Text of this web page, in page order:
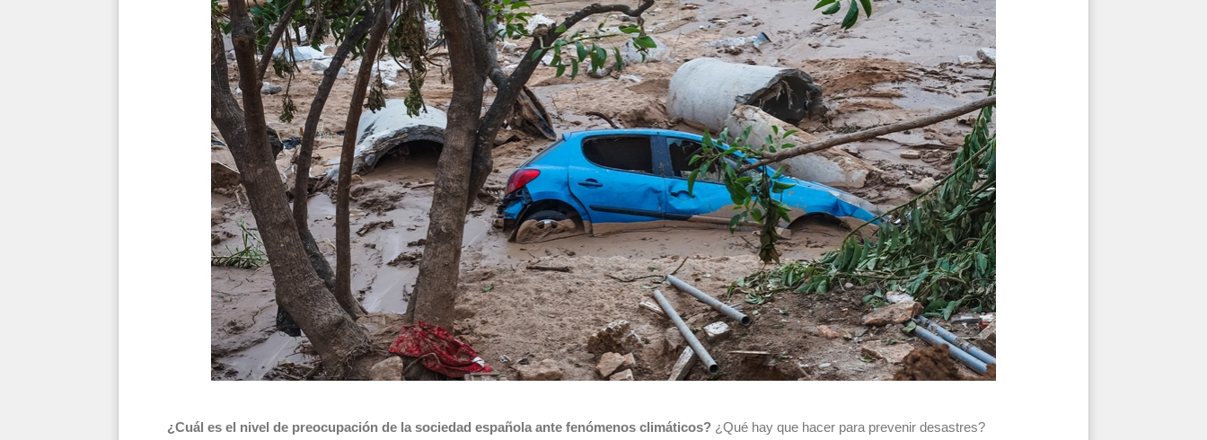
¿Cuál es el nivel de preocupación de la sociedad española ante fenómenos climáticos? ¿Qué hay que hacer para prevenir desastres?